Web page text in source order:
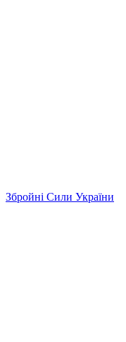
Збройні Сили України